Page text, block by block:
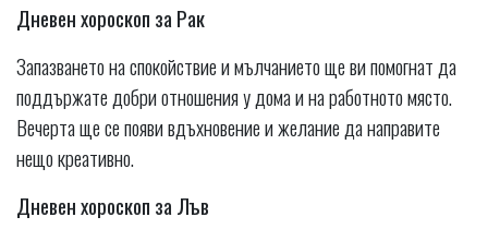
Дневен хороскоп за Рак
Запазването на спокойствие и мълчанието ще ви помогнат да
поддържате добри отношения у дома и на работното място.
Вечерта ще се появи вдъхновение и желание да направите
нещо креативно.
Дневен хороскоп за Лъв